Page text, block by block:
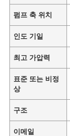
펌프 축 위치
인도 기일
최고 가압력
표준 또는 비정
상
구조
이메일